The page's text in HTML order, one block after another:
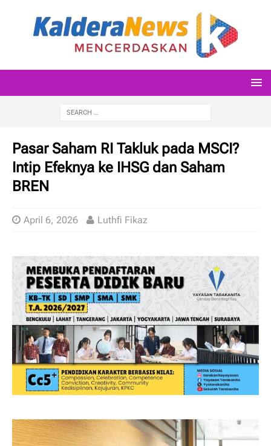
Pasar Saham RI Takluk pada MSCI?
Intip Efeknya ke IHSG dan Saham
BREN
April 6, 2026 Luthfi Fikaz